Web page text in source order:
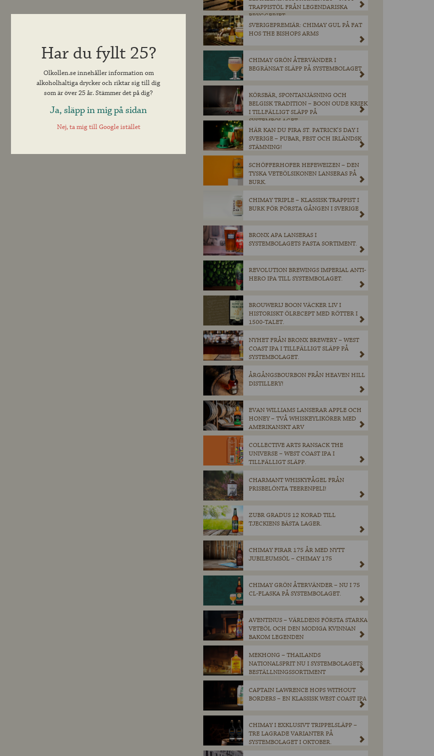
TRAPPISTÖL FRÅN LEGENDARISKA
BRYGGERIET
SVERIGEPREMIÄR: CHIMAY GUL PÅ FAT
HOS THE BISHOPS ARMS
CHIMAY GRÖN ÅTERVÄNDER I
BEGRÄNSAT SLÄPP PÅ SYSTEMBOLAGET
KÖRSBÄR, SPONTANJÄSNING OCH
BELGISK TRADITION – BOON OUDE KRIEK
I TILLFÄLLIGT SLÄPP PÅ
SYSTEMBOLAGET.
HÄR KAN DU FIRA ST. PATRICK’S DAY I
SVERIGE – PUBAR, FEST OCH IRLÄNDSK
STÄMNING!
SCHÖFFERHOFER HEFEWEIZEN – DEN
TYSKA VETEÖLSIKONEN LANSERAS PÅ
BURK.
CHIMAY TRIPLE – KLASSISK TRAPPIST I
BURK FÖR FÖRSTA GÅNGEN I SVERIGE
BRONX APA LANSERAS I
SYSTEMBOLAGETS FASTA SORTIMENT.
REVOLUTION BREWINGS IMPERIAL ANTI-
HERO IPA TILL SYSTEMBOLAGET.
BROUWERIJ BOON VÄCKER LIV I
HISTORISKT ÖLRECEPT MED RÖTTER I
1500-TALET.
NYHET FRÅN BRONX BREWERY – WEST
COAST IPA I TILLFÄLLIGT SLÄPP PÅ
SYSTEMBOLAGET.
ÅRGÅNGSBOURBON FRÅN HEAVEN HILL
DISTILLERY!
EVAN WILLIAMS LANSERAR APPLE OCH
HONEY – TVÅ WHISKEYLIKÖRER MED
AMERIKANSKT ARV
COLLECTIVE ARTS RANSACK THE
UNIVERSE – WEST COAST IPA I
TILLFÄLLIGT SLÄPP.
CHARMANT WHISKYFÅGEL FRÅN
PRISBELÖNTA TEERENPELI!
ZUBR GRADUS 12 KORAD TILL
TJECKIENS BÄSTA LAGER.
CHIMAY FIRAR 175 ÅR MED NYTT
JUBILEUMSÖL – CHIMAY 175
CHIMAY GRÖN ÅTERVÄNDER – NU I 75
CL-FLASKA PÅ SYSTEMBOLAGET.
AVENTINUS – VÄRLDENS FÖRSTA STARKA
VETEÖL OCH DEN MODIGA KVINNAN
BAKOM LEGENDEN
MEKHONG – THAILANDS
NATIONALSPRIT NU I SYSTEMBOLAGETS
BESTÄLLNINGSSORTIMENT
CAPTAIN LAWRENCE HOPS WITHOUT
BORDERS – EN KLASSISK WEST COAST IPA
CHIMAY I EXKLUSIVT TRIPPELSLÄPP –
TRE LAGRADE VARIANTER PÅ
SYSTEMBOLAGET I OKTOBER.
Har du fyllt 25?
Olkollen.se innehåller information om
alkoholhaltiga drycker och riktar sig till dig
som är över 25 år. Stämmer det på dig?
Ja, släpp in mig på sidan
Nej, ta mig till Google istället